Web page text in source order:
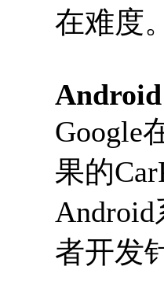
在难度。
Google
果的
者开发